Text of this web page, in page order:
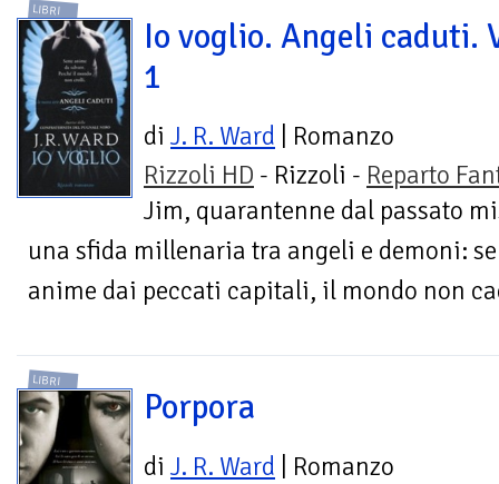
LIBRI
Io voglio. Angeli caduti.
1
di J. R. Ward | Romanzo
Rizzoli HD - Rizzoli - Reparto
Jim, quarantenne dal passato
una sfida millenaria tra angeli e demoni:
anime dai peccati capitali, il mondo non
LIBRI
Porpora
di J. R. Ward | Romanzo